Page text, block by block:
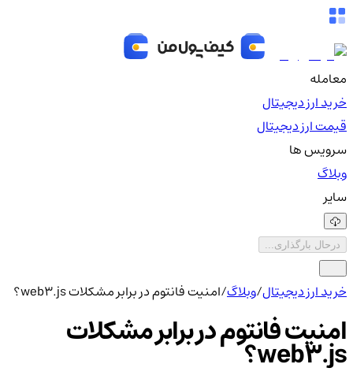
معامله
خرید ارز دیجیتال
قیمت ارز دیجیتال
سرویس ها
وبلاگ
سایر
درحال بارگذاری...
خرید ارز دیجیتال/وبلاگ/امنیت فانتوم در برابر مشکلات web3.js؟
امنیت فانتوم در برابر مشکلات
web3.js؟